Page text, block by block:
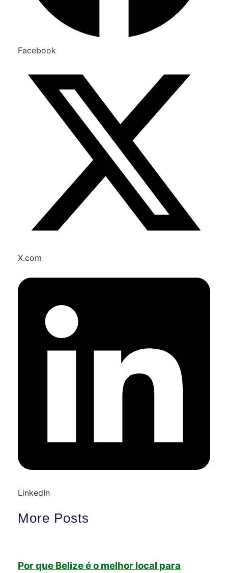
Facebook
X.com
LinkedIn
More Posts
Por que Belize é o melhor local para